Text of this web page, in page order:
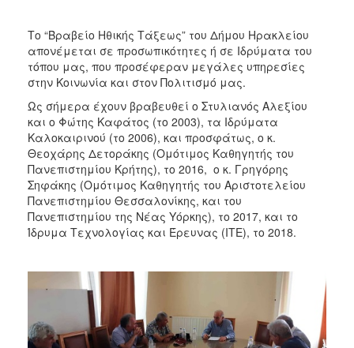
Το “Βραβείο Ηθικής Τάξεως” του Δήμου Ηρακλείου
απονέμεται σε προσωπικότητες ή σε Ιδρύματα του
τόπου μας, που προσέφεραν μεγάλες υπηρεσίες
στην Κοινωνία και στον Πολιτισμό μας.
Ως σήμερα έχουν βραβευθεί ο Στυλιανός Αλεξίου
και ο Φώτης Καφάτος (το 2003), τα Ιδρύματα
Καλοκαιρινού (το 2006), και προσφάτως, ο κ.
Θεοχάρης Δετοράκης (Ομότιμος Καθηγητής του
Πανεπιστημίου Κρήτης), το 2016, ο κ. Γρηγόρης
Σηφάκης (Ομότιμος Καθηγητής του Αριστοτελείου
Πανεπιστημίου Θεσσαλονίκης, και του
Πανεπιστημίου της Νέας Υόρκης), το 2017, και το
Ίδρυμα Τεχνολογίας και Έρευνας (ΙΤΕ), το 2018.